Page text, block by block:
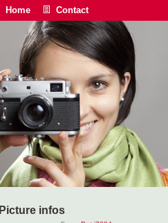
Home Contact
Picture infos